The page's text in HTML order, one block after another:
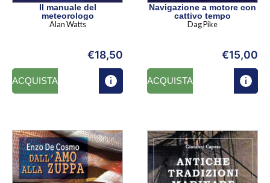
Il manuale del
meteorologo
Alan Watts
€18,50
ACQUISTA
Navigazione a motore con
cattivo tempo
Dag Pike
€15,00
ACQUISTA